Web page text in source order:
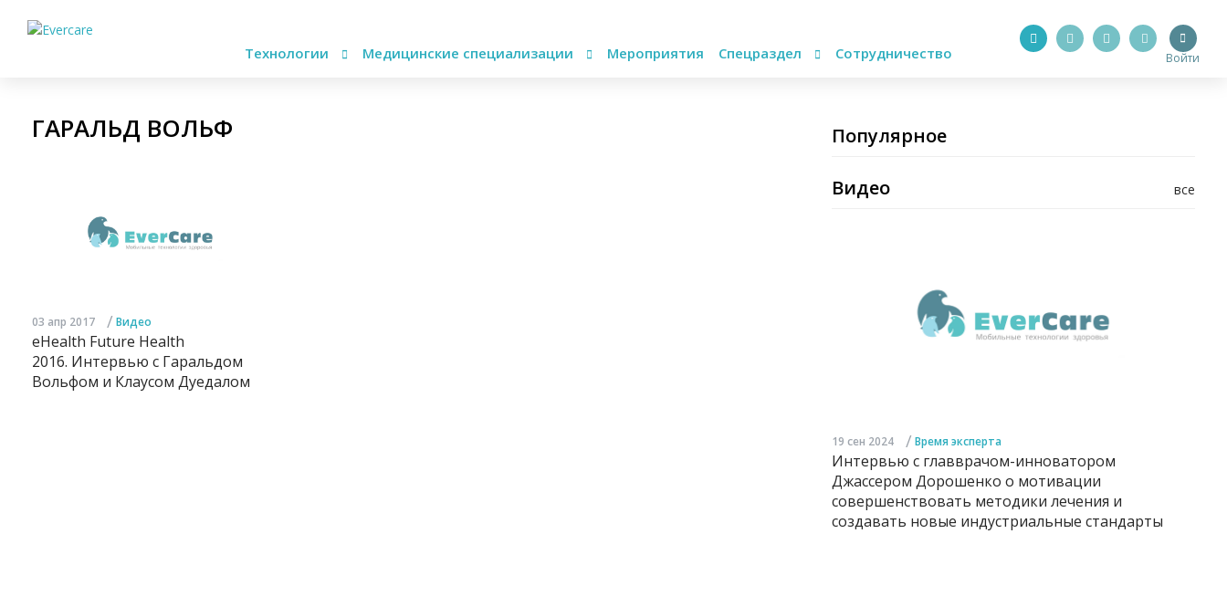
Технологии Медицинские специализации Мероприятия Спецраздел Сотрудничество Войти
ГАРАЛЬД ВОЛЬФ
03 апр 2017 / Видео
eHealth Future Health
2016. Интервью с Гаральдом
Вольфом и Клаусом Дуедалом
Популярное
все
Видео
19 сен 2024 / Время эксперта
Интервью с главврачом-инноватором
Джассером Дорошенко о мотивации
совершенствовать методики лечения и
создавать новые индустриальные стандарты